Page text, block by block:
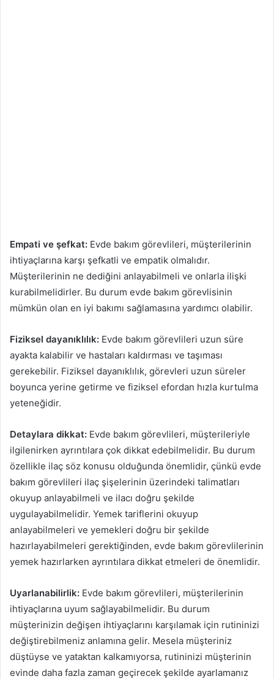
Empati ve şefkat: Evde bakım görevlileri, müşterilerinin
ihtiyaçlarına karşı şefkatli ve empatik olmalıdır.
Müşterilerinin ne dediğini anlayabilmeli ve onlarla ilişki
kurabilmelidirler. Bu durum evde bakım görevlisinin
mümkün olan en iyi bakımı sağlamasına yardımcı olabilir.
Fiziksel dayanıklılık: Evde bakım görevlileri uzun süre
ayakta kalabilir ve hastaları kaldırması ve taşıması
gerekebilir. Fiziksel dayanıklılık, görevleri uzun süreler
boyunca yerine getirme ve fiziksel efordan hızla kurtulma
yeteneğidir.
Detaylara dikkat: Evde bakım görevlileri, müşterileriyle
ilgilenirken ayrıntılara çok dikkat edebilmelidir. Bu durum
özellikle ilaç söz konusu olduğunda önemlidir, çünkü evde
bakım görevlileri ilaç şişelerinin üzerindeki talimatları
okuyup anlayabilmeli ve ilacı doğru şekilde
uygulayabilmelidir. Yemek tariflerini okuyup
anlayabilmeleri ve yemekleri doğru bir şekilde
hazırlayabilmeleri gerektiğinden, evde bakım görevlilerinin
yemek hazırlarken ayrıntılara dikkat etmeleri de önemlidir.
Uyarlanabilirlik: Evde bakım görevlileri, müşterilerinin
ihtiyaçlarına uyum sağlayabilmelidir. Bu durum
müşterinizin değişen ihtiyaçlarını karşılamak için rutininizi
değiştirebilmeniz anlamına gelir. Mesela müşteriniz
düştüyse ve yataktan kalkamıyorsa, rutininizi müşterinin
evinde daha fazla zaman geçirecek şekilde ayarlamanız